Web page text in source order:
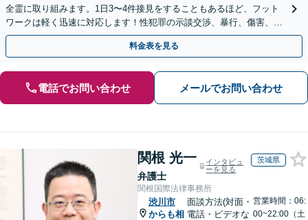
全霊に取り組みます。1日3〜4件接見をすることもあるほど、フット
ワークは軽く迅速に対応します！性犯罪の示談交渉、暴行、傷害、窃
盗、交通事故などご相談ください【電話・メール相談可】
料金表を見る
電話でお問い合わせ メールでお問い合わせ
関根 光一
弁護士
インタビュ
ーを見る
茨城県
関根国際法律事務所
渋川市
からも相
面談方法(対面・
電話・ビデオな
営業時間：06:
00~22:00（土